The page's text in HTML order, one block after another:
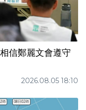
信鄭麗文會遵守
2026.08.05 18:10